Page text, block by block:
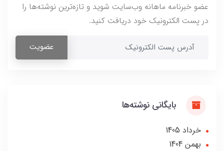
عضو خبرنامه ماهانه وب‌سایت شوید و تازه‌ترین نوشته‌ها را
در پست الکترونیک خود دریافت کنید.
عضویت
بایگانی نوشته‌ها
خرداد 1405
بهمن 1404